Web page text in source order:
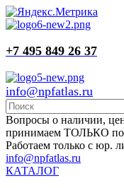
+7 495 849 26 37
info@npfatlas.ru
Вопросы о наличии,
принимаем ТОЛЬКО по
Работаем только с юр.
info@npfatlas.ru
КАТАЛОГ